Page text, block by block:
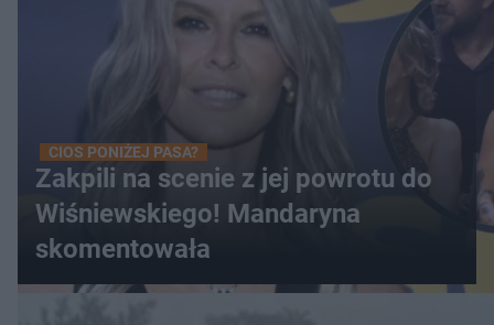
CIOS PONIŻEJ PASA?
Zakpili na scenie z jej powrotu do
Wiśniewskiego! Mandaryna
skomentowała